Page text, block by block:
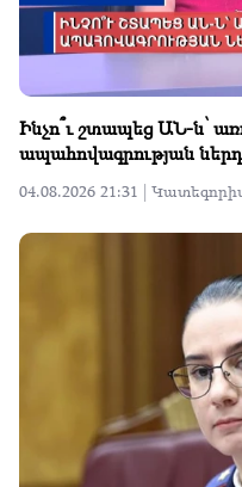
Ինչո՞ւ շտապեց ԱՆ-ն՝
ապահովագրության
04.08.2026 21:31 |